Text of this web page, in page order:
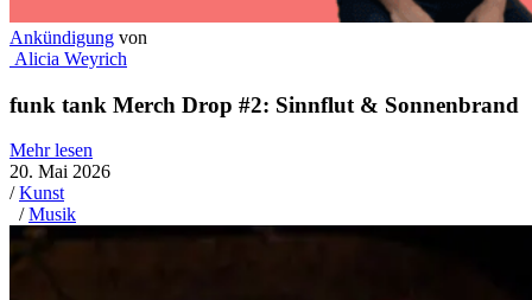
Ankündigung von
Alicia Weyrich
funk tank Merch Drop #2: Sinnflut & Sonnenbrand
Mehr lesen
20. Mai 2026
/Kunst
/Musik